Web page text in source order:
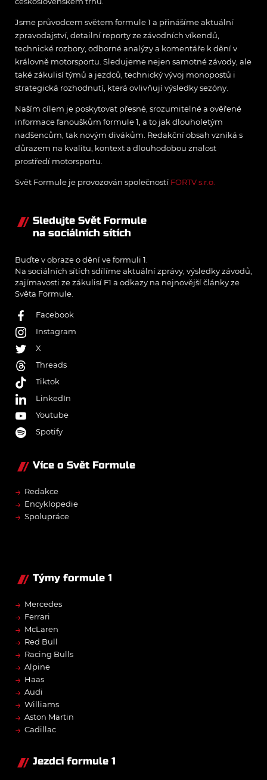
Jsme průvodcem světem formule 1 a přinášíme aktuální
zpravodajství, detailní reporty ze závodních víkendů,
technické rozbory, odborné analýzy a komentáře k dění v
královně motorsportu. Sledujeme nejen samotné závody, ale
také zákulisí týmů a jezdců, technický vývoj monopostů i
strategická rozhodnutí, která ovlivňují výsledky sezóny.
Naším cílem je poskytovat přesné, srozumitelné a ověřené
informace fanouškům formule 1, a to jak dlouholetým
nadšencům, tak novým divákům. Redakční obsah vzniká s
důrazem na kvalitu, kontext a dlouhodobou znalost
prostředí motorsportu.
Svět Formule je provozován společností FORTV s.r.o.
Sledujte Svět Formule
na sociálních sítích
Buďte v obraze o dění ve formuli 1.
Na sociálních sítích sdílíme aktuální zprávy, výsledky závodů,
zajímavosti ze zákulisí F1 a odkazy na nejnovější články ze
Světa Formule.
Facebook
Instagram
X
Threads
Tiktok
LinkedIn
Youtube
Spotify
Více o Svět Formule
→ Redakce
→ Encyklopedie
→ Spolupráce
Týmy formule 1
→ Mercedes
→ Ferrari
→ McLaren
→ Red Bull
→ Racing Bulls
→ Alpine
→ Haas
→ Audi
→ Williams
→ Aston Martin
→ Cadillac
Jezdci formule 1